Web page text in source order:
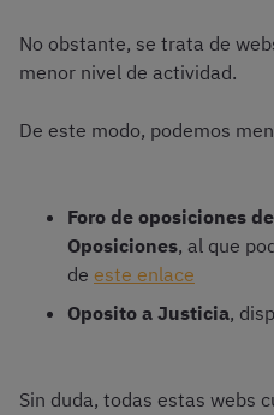
No obstante, se trata de
menor nivel de actividad.
De este modo, podemos
Foro de oposiciones
Oposiciones, al que
de este enlace
Oposito a Justicia,
Sin duda, todas estas webs